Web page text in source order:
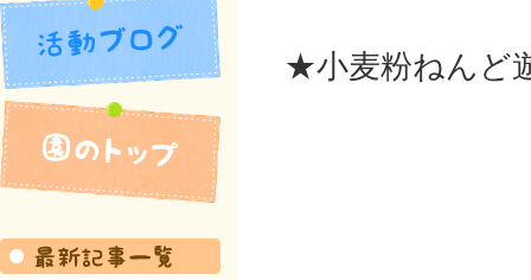
★小麦粉ねんど
園の紹介
スケジュール
活動ブログ